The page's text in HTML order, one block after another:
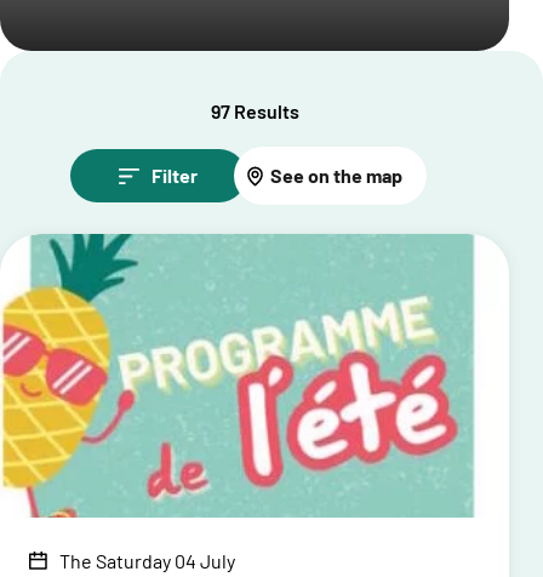
97 Results
Filter See on the map
The Saturday 04 July